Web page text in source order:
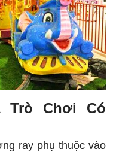
Trò Chơi Có
ray phụ thuộc vào